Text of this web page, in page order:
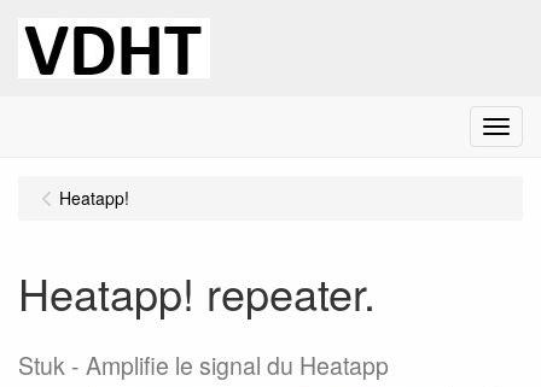
Menu
Heatapp!
Heatapp! repeater.
Stuk Amplifie le signal du Heatapp